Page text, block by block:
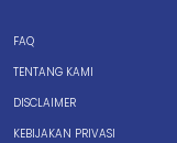
FAQ
TENTANG KAMI
DISCLAIMER
KEBIJAKAN PRIVASI